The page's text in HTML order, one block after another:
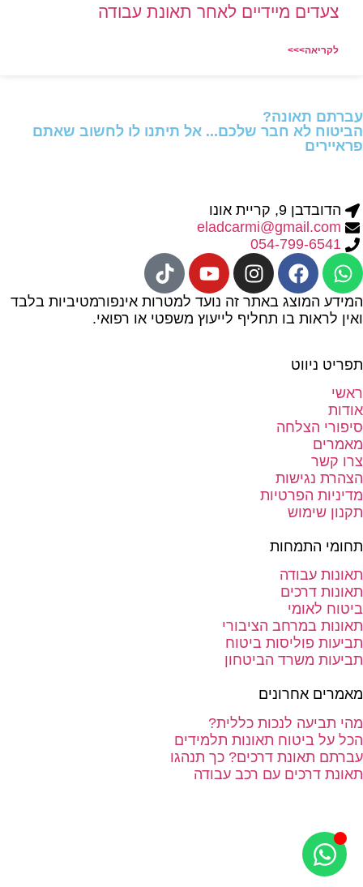
צעדים מיידיים לאחר תאונת עבודה
לקריאה>>>
עברתם תאונה?
הביטוח לא חבר שלכם... אל תיתנו לו לחשוב שאתם
פראיירים
הדובדבן 9, קריית אונו
eladcarmi@gmail.com
054-799-6541
המידע המוצג באתר זה נועד למטרות אינפורמטיביות בלבד
ואין לראות בו תחליף לייעוץ משפטי או רפואי.
תפריט ניווט
ראשי
אודות
סיפורי הצלחה
מאמרים
צרו קשר
הצהרת נגישות
מדיניות הפרטיות
תקנון שימוש
תחומי התמחות
תאונות עבודה
תאונות דרכים
ביטוח לאומי
תאונות במרחב הציבורי
תביעות פוליסות ביטוח
תביעות משרד הביטחון
מאמרים אחרונים
מהי תביעה לנכות כללית?
הכל על ביטוח תאונות תלמידים
עברתם תאונת דרכים? כך תנהגו
תאונת דרכים עם רכב עבודה